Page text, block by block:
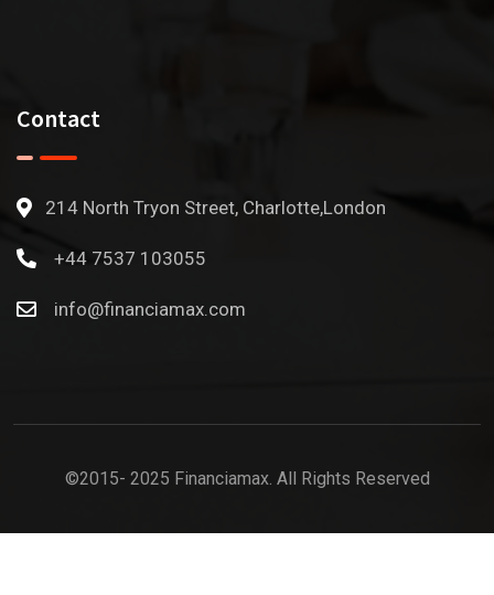
Contact
214 North Tryon Street, Charlotte,London
+44 7537 103055
info@financiamax.com
©2015- 2025 Financiamax. All Rights Reserved